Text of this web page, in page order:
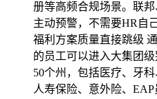
册等高频合规场景。联
主动预警，不需要HR自
福利方案质量直接跳级
的员工可以进入大集团
50个州，包括医疗、牙科
人寿保险、意外险、